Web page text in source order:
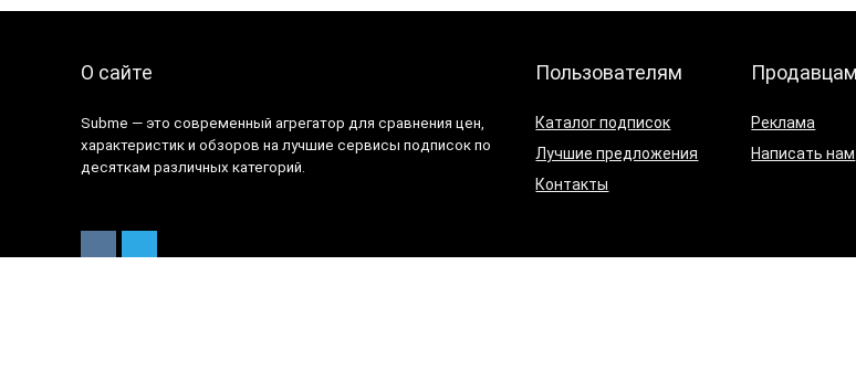
О сайте
Subme — это современный агрегатор для сравнения цен,
характеристик и обзоров на лучшие сервисы подписок по
десяткам различных категорий.
Пользователям
Каталог подписок
Лучшие предложения
Контакты
Продавцам
Реклама
Написать нам